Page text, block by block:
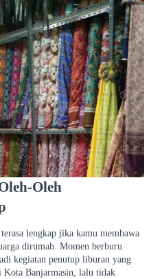
Oleh
lengkap jika kamu membawa
dirumah. Momen berburu
kegiatan penutup liburan yang
Kota Banjarmasin, lalu tidak